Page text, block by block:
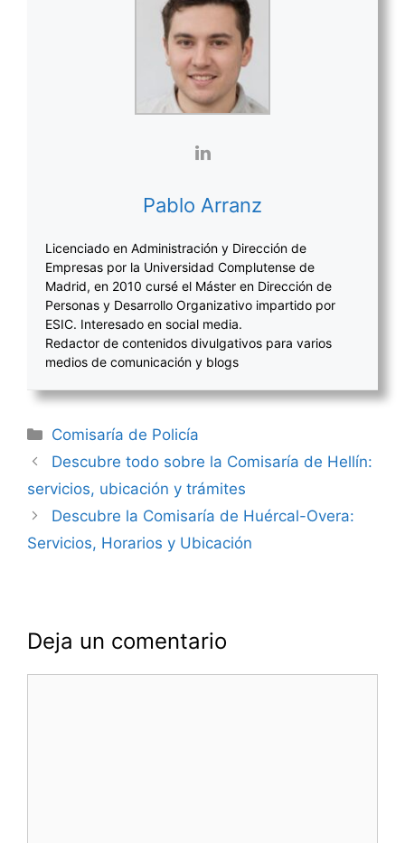
Pablo Arranz
Licenciado en Administración y Dirección de
Empresas por la Universidad Complutense de
Madrid, en 2010 cursé el Máster en Dirección de
Personas y Desarrollo Organizativo impartido por
ESIC. Interesado en social media.
Redactor de contenidos divulgativos para varios
medios de comunicación y blogs
Categorías
Comisaría de Policía
Navegación
Descubre todo sobre la Comisaría de Hellín:
servicios, ubicación y trámites
Descubre la Comisaría de Huércal-Overa:
Servicios, Horarios y Ubicación
Deja un comentario